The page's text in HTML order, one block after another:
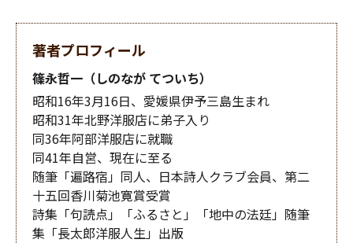
著者プロフィール
篠永哲一（しのなが てついち）
昭和16年3月16日、愛媛県伊予三島生まれ
昭和31年北野洋服店に弟子入り
同36年阿部洋服店に就職
同41年自営、現在に至る
随筆「遍路宿」同人、日本詩人クラブ会員、第二
十五回香川菊池寛賞受賞
詩集「句読点」「ふるさと」「地中の法廷」随筆
集「長太郎洋服人生」出版